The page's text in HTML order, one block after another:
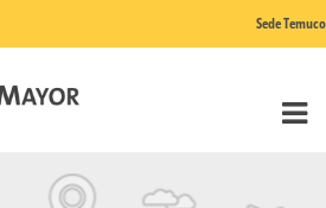
Sede Temuco